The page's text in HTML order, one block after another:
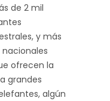
de 2 mil
y más
ofrecen la
grandes
algún